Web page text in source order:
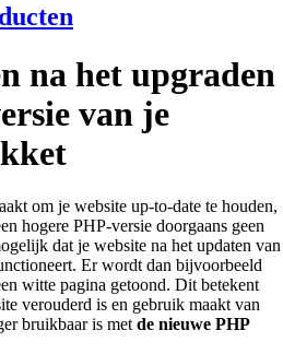
na het upgraden
van je
om je website up-to-date te houden,
hogere PHP-versie doorgaans geen
dat je website na het updaten van
Er wordt dan bijvoorbeeld
witte pagina getoond. Dit betekent
verouderd is en gebruik maakt van
bruikbaar is met de nieuwe PHP